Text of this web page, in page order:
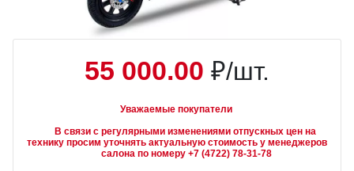
55 000.00 ₽/шт.
Уважаемые покупатели
технику просим уточнять актуальную стоимость у менеджеров